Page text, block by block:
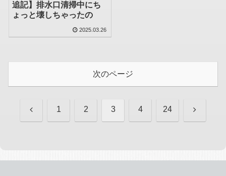
追記】排水口清掃中にち
ょっと壊しちゃったの
2025.03.26
次のページ
前 1 2 3 4 24 次